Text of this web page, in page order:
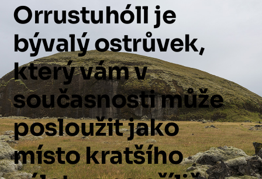
Orrustuhóll je
bývalýostrůvek,
kterývámv
současnostimůže
posloužitjako
místokratšího